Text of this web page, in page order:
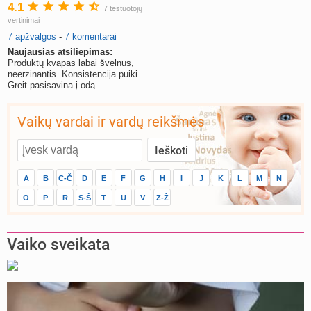
4.1
7 testuotojų
vertinimai
7 apžvalgos - 7 komentarai
Naujausias atsiliepimas:
Produktų kvapas labai švelnus,
neerzinantis. Konsistencija puiki.
Greit pasisavina į odą.
Vaikų vardai ir vardų reikšmės
A B C-Č D E F G H I J K L M N
O P R S-Š T U V Z-Ž
Vaiko sveikata